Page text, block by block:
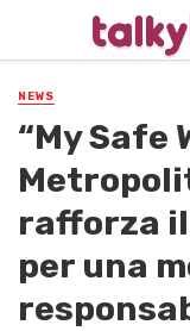
NEWS
“My Safe
rafforza
per una